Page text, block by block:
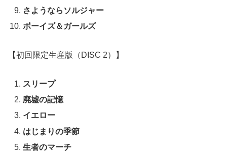
さようならソルジャー
ボーイズ＆ガールズ
【初回限定生産版（DISC 2）】
スリープ
廃墟の記憶
イエロー
はじまりの季節
生者のマーチ